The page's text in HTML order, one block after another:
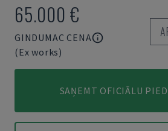
65.000 €
GINDUMAC CENA
(Ex works)
SAŅEMT OFICIĀLU